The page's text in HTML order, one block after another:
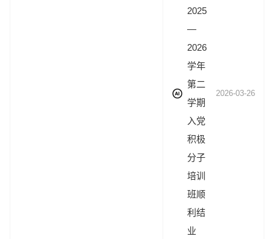
2025
—
2026
学年
第二
学期
入党
积极
分子
培训
班顺
利结
业
2026-03-26